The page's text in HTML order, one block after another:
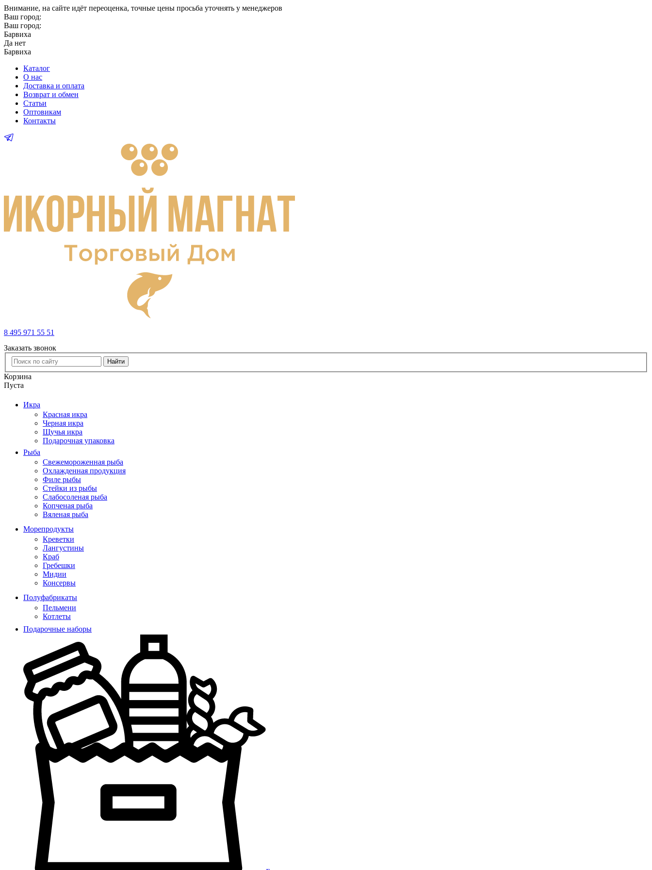
Внимание, на сайте идёт переоценка, точные цены просьба уточнять у менеджеров
Ваш город:
Ваш город:
Барвиха
Да нет
Барвиха
Каталог
О нас
Доставка и оплата
Возврат и обмен
Статьи
Оптовикам
Контакты
8 495 971 55 51
Заказать звонок
Найти
Корзина
Пуста
Икра
Красная икра
Черная икра
Щучья икра
Подарочная упаковка
Рыба
Свежемороженная рыба
Охлажденная продукция
Филе рыбы
Стейки из рыбы
Слабосоленая рыба
Копченая рыба
Вяленая рыба
Морепродукты
Креветки
Лангустины
Краб
Гребешки
Мидии
Консервы
Полуфабрикаты
Пельмени
Котлеты
Подарочные наборы